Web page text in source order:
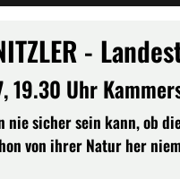
-
19.30 Uhr
nie sicher sein kann, ob
von ihrer Natur her